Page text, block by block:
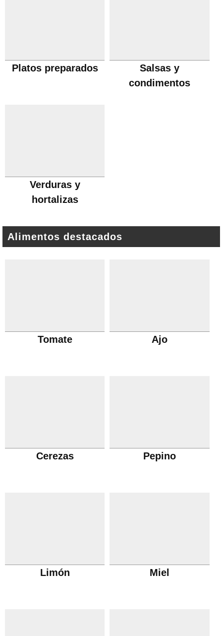
Platos preparados
Salsas y
condimentos
Verduras y
hortalizas
Alimentos destacados
Tomate Ajo
Cerezas Pepino
Limón Miel